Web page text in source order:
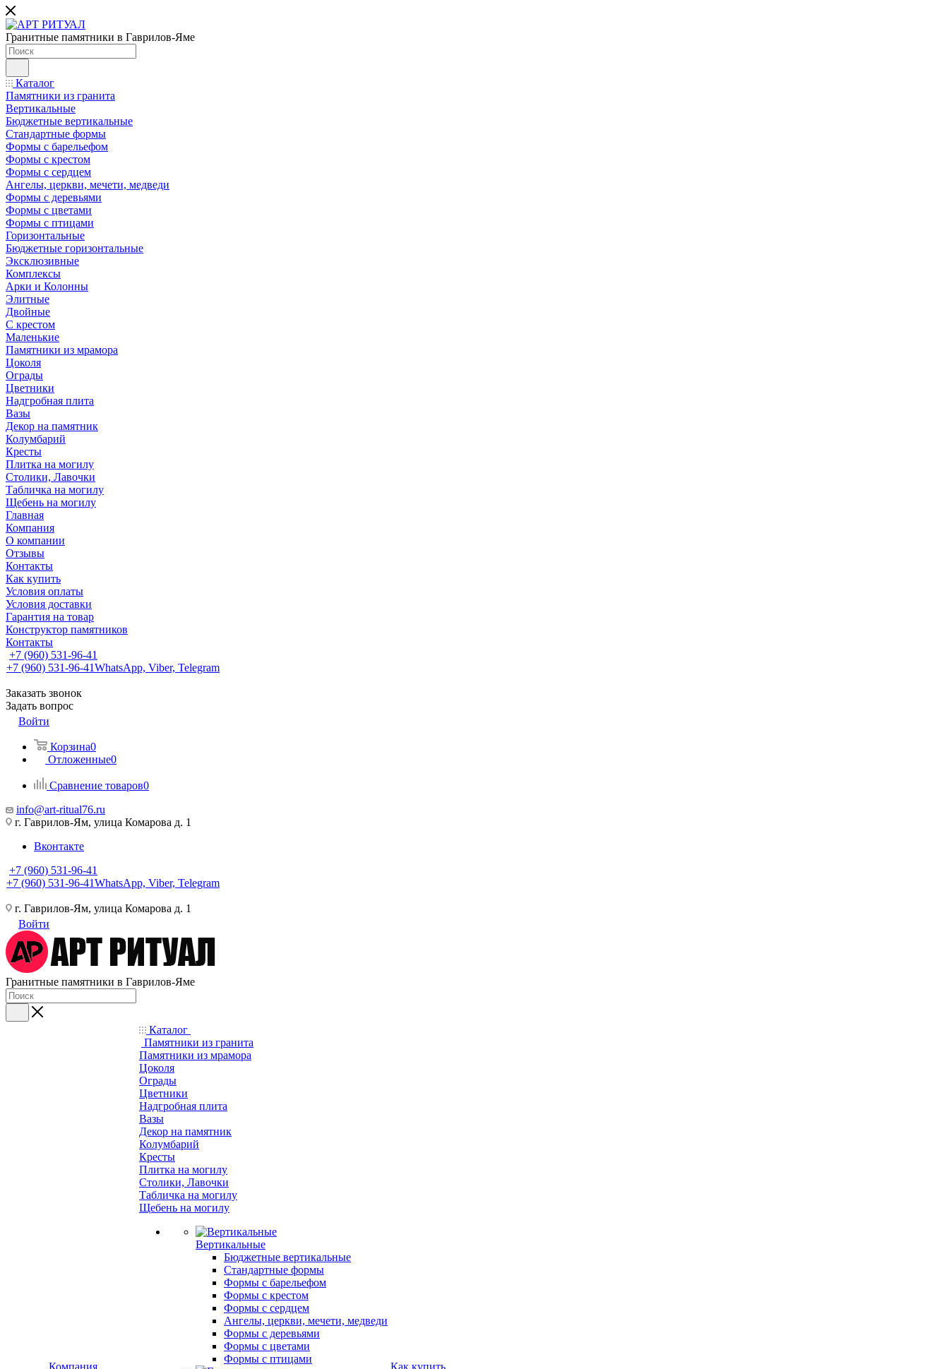
Гранитные памятники в Гаврилов-Яме
Каталог
Памятники из гранита
Вертикальные
Бюджетные вертикальные
Стандартные формы
Формы с барельефом
Формы с крестом
Формы с сердцем
Ангелы, церкви, мечети, медведи
Формы с деревьями
Формы с цветами
Формы с птицами
Горизонтальные
Бюджетные горизонтальные
Эксклюзивные
Комплексы
Арки и Колонны
Элитные
Двойные
С крестом
Маленькие
Памятники из мрамора
Цоколя
Ограды
Цветники
Надгробная плита
Вазы
Декор на памятник
Колумбарий
Кресты
Плитка на могилу
Столики, Лавочки
Табличка на могилу
Щебень на могилу
Главная
Компания
О компании
Отзывы
Контакты
Как купить
Условия оплаты
Условия доставки
Гарантия на товар
Конструктор памятников
Контакты
+7 (960) 531-96-41
+7 (960) 531-96-41WhatsApp, Viber, Telegram
Заказать звонок
Задать вопрос
Войти
Корзина0
Отложенные0
Сравнение товаров0
info@art-ritual76.ru
г. Гаврилов-Ям, улица Комарова д. 1
Вконтакте
+7 (960) 531-96-41
+7 (960) 531-96-41WhatsApp, Viber, Telegram
г. Гаврилов-Ям, улица Комарова д. 1
Войти
Гранитные памятники в Гаврилов-Яме
Компания
Каталог
Памятники из гранита
Памятники из мрамора
Цоколя
Ограды
Цветники
Надгробная плита
Вазы
Декор на памятник
Колумбарий
Кресты
Плитка на могилу
Столики, Лавочки
Табличка на могилу
Щебень на могилу
Вертикальные
Бюджетные вертикальные
Стандартные формы
Формы с барельефом
Формы с крестом
Формы с сердцем
Ангелы, церкви, мечети, медведи
Формы с деревьями
Формы с цветами
Формы с птицами
Как купить